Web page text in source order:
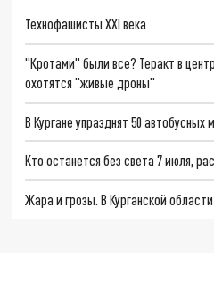
Технофашисты XXI века
"Кротами" были все? Теракт в
охотятся "живые дроны"
В Кургане упразднят 50 автобусных
Кто останется без света 7 июля,
Жара и грозы. В Курганской